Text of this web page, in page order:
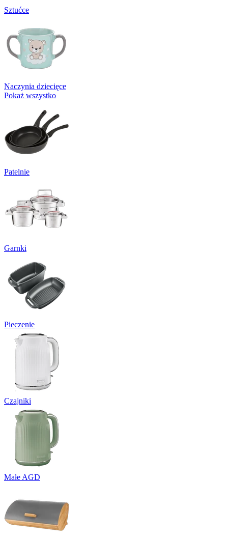
Sztućce
Naczynia dziecięce
Pokaż wszystko
Patelnie
Garnki
Pieczenie
Czajniki
Małe AGD